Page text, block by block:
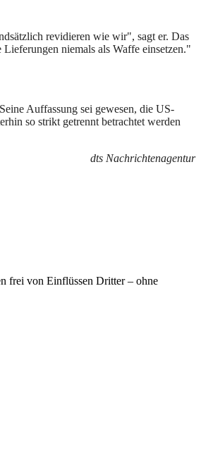
revidieren wie wir", sagt er. Das
niemals als Waffe einsetzen."
Auffassung sei gewesen, die US-
so strikt getrennt betrachtet werden
dts Nachrichtenagentur
frei von Einflüssen Dritter – ohne